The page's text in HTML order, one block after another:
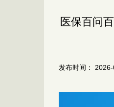
医保百问
发布时间：